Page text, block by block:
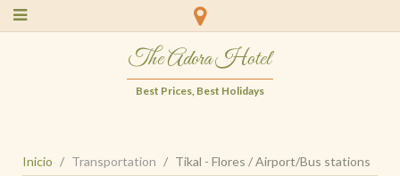
The Adora Hotel
Best Prices, Best Holidays
Inicio Transportation Tikal - Flores / Airport/Bus stations